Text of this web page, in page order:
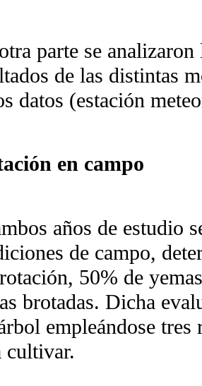
parte se
de las distintas
datos (estación
en campo
años de estudio
de campo,
50% de
brotadas. Dicha
empleándose tres
cultivar.